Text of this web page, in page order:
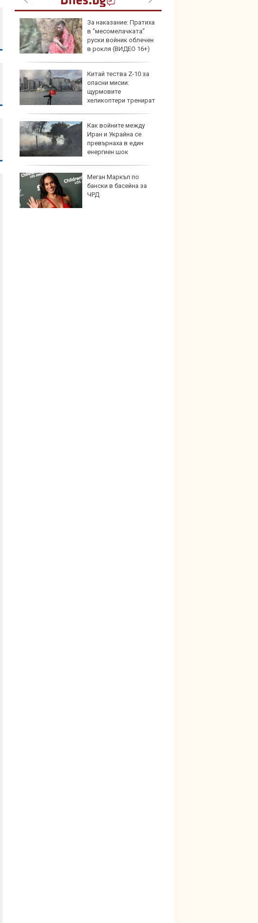
За наказание: Пратиха
в “месомелачката”
руски войник облечен
в рокля (ВИДЕО 16+)
Китай тества Z-10 за
опасни мисии:
щурмовите
хеликоптери тренират
Как войните между
Иран и Украйна се
превърнаха в един
енергиен шок
Меган Маркъл по
бански в басейна за
ЧРД